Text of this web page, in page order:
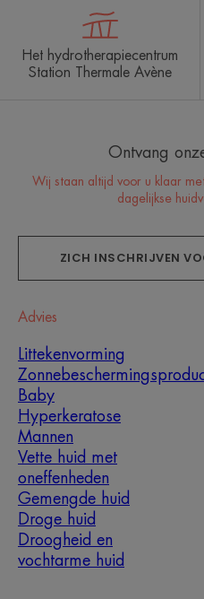
Het hydrotherapiecentrum
Station Thermale Avène
Ontvang
Wij staan altijd voor u klaar
dagelijkse
ZICH INSCHRIJVEN
Advies
Littekenvorming
Baby
Hyperkeratose
Mannen
Vette huid met
oneffenheden
Gemengde huid
Droge huid
Droogheid en
vochtarme huid